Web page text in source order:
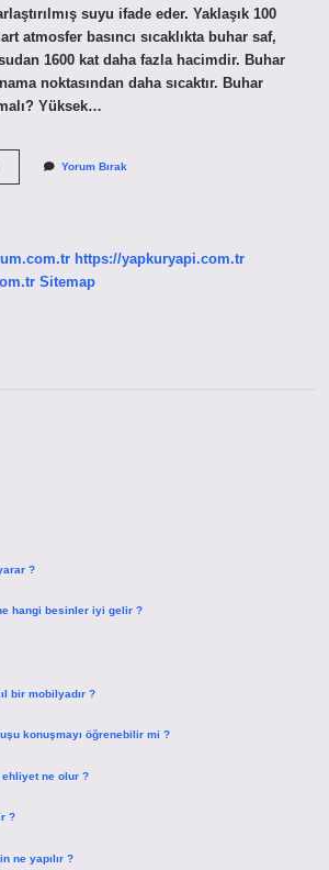
suyu ifade eder. Yaklaşık 100
atmosfer basıncı sıcaklıkta buhar saf,
1600 kat daha fazla hacimdir. Buhar
noktasından daha sıcaktır. Buhar
Yüksek…
Yorum Bırak
https://yapkuryapi.com.tr
Sitemap
?
hangi besinler iyi gelir ?
bir mobilyadır ?
konuşmayı öğrenebilir mi ?
ehliyet ne olur ?
?
ne yapılır ?